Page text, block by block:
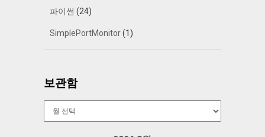
파이썬 (24)
SimplePortMonitor(1)
보관함